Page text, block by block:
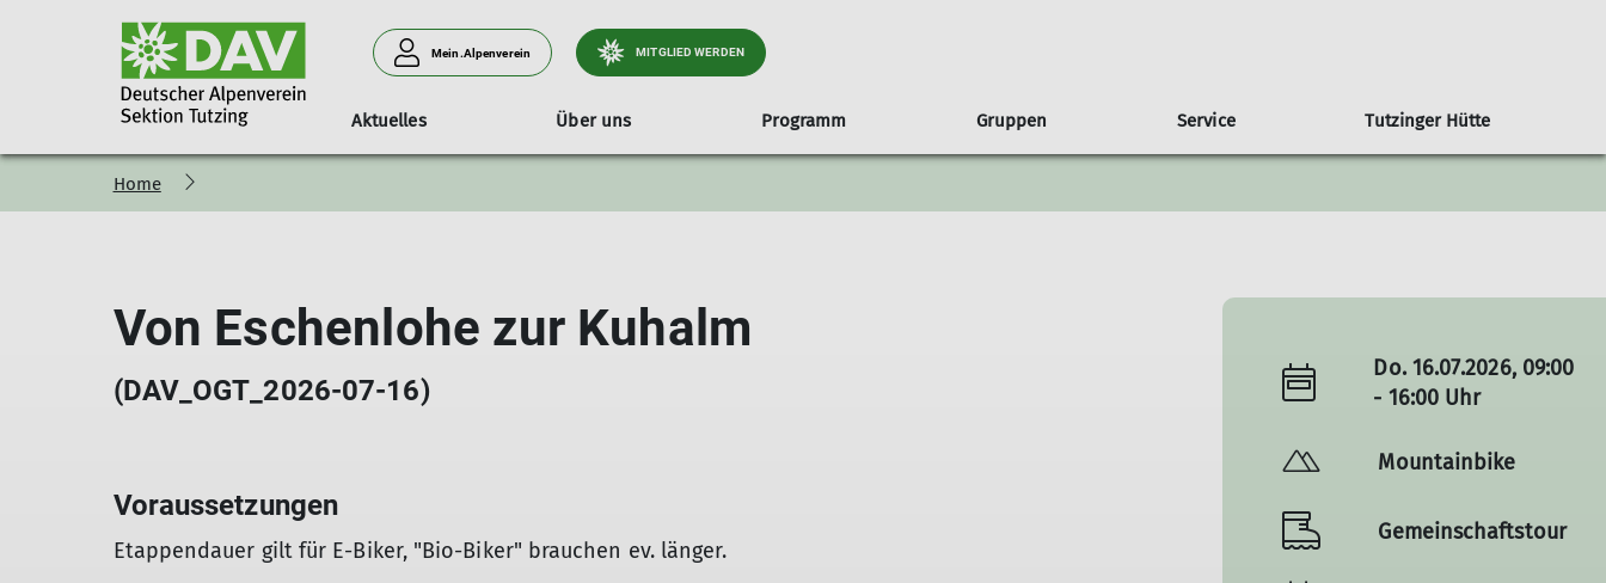
Mein.Alpenverein MITGLIED WERDEN
Aktuelles Über uns
Vorstand Referenten Trainer
Programm
Kurs- & Tourenprogramm 2025/26 Programm Gemeinschaftstouren
Gruppen
Übersicht Ortsgruppen
Ortsgruppe Tutzing
Ortsgruppe Kochel
Übersicht Jugend- & Familiengruppen
Familiengruppe
Übersicht weitere Gruppen
Service
Mitgliedschaft
Digitaler Mitgliedsausweis
Teilnehmergebühren Jahresheft Geschäftsstelle Klimawandel in den Alpen Klimaschutzbericht
Tutzinger Hütte
Home
Von Eschenlohe zur Kuhalm
(DAV_OGT_2026-07-16)
Voraussetzungen
Etappendauer gilt für E-Biker, "Bio-Biker" brauchen ev. länger.
Do. 16.07.2026, 09:00
- 16:00 Uhr
Mountainbike
Gemeinschaftstour